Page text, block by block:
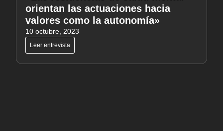
orientan las actuaciones hacia
valores como la autonomía»
10 octubre, 2023
Leer entrevista